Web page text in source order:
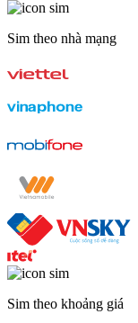
Sim theo nhà mạng
Sim theo khoảng giá